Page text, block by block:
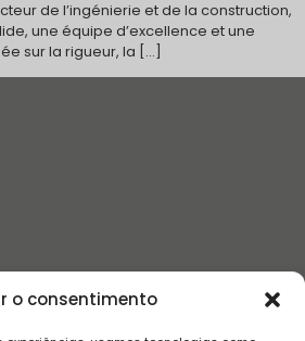
o consentimento
de l’ingénierie et de la construction,
une équipe d’excellence et une
sur la rigueur, la […]